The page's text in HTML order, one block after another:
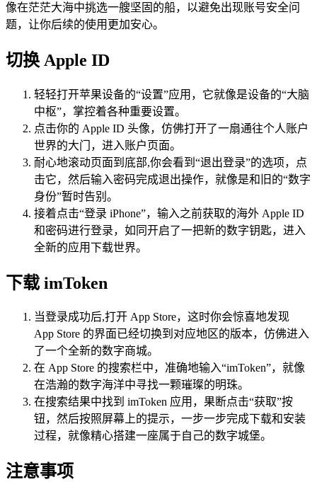
像在茫茫大海中挑选一艘坚固的船，以避免出现账号安全问
题，让你后续的使用更加安心。
切换 Apple ID
轻轻打开苹果设备的“设置”应用，它就像是设备的“大脑
中枢”，掌控着各种重要设置。
点击你的 Apple ID 头像，仿佛打开了一扇通往个人账户
世界的大门，进入账户页面。
耐心地滚动页面到底部,你会看到“退出登录”的选项，点
击它，然后输入密码完成退出操作，就像是和旧的“数字
身份”暂时告别。
接着点击“登录 iPhone”，输入之前获取的海外 Apple ID
和密码进行登录，如同开启了一把新的数字钥匙，进入
全新的应用下载世界。
下载 imToken
当登录成功后,打开 App Store，这时你会惊喜地发现
App Store 的界面已经切换到对应地区的版本，仿佛进入
了一个全新的数字商城。
在 App Store 的搜索栏中，准确地输入“imToken”，就像
在浩瀚的数字海洋中寻找一颗璀璨的明珠。
在搜索结果中找到 imToken 应用，果断点击“获取”按
钮，然后按照屏幕上的提示，一步一步完成下载和安装
过程，就像精心搭建一座属于自己的数字城堡。
注意事项